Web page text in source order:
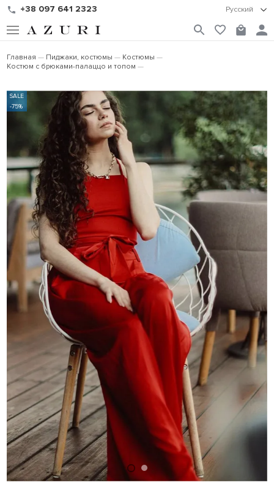
+38 097 641 2323 Русский
Главная Пиджаки, костюмы
Костюмы
Костюм с брюками-палаццо и топом